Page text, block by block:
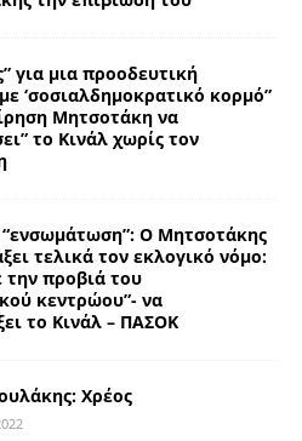
για μια προοδευτική
‘σοσιαλδημοκρατικό κορμό”
Μητσοτάκη να
το Κινάλ χωρίς τον
“ενσωμάτωση”: Ο Μητσοτάκης
τελικά τον εκλογικό νόμο:
την προβιά του
κεντρώου”- να
το Κινάλ – ΠΑΣΟΚ
Χρέος